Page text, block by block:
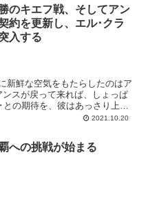
のキエフ戦、そしてアン
約を更新し、エル･クラ
入する
新鮮な空気をもたらしたのはア
スが戻って来れば、しょっぱ
の期待を、彼はあっさり上回
はないと思えるのだからゲンキ
2021.10.20
への挑戦が始まる